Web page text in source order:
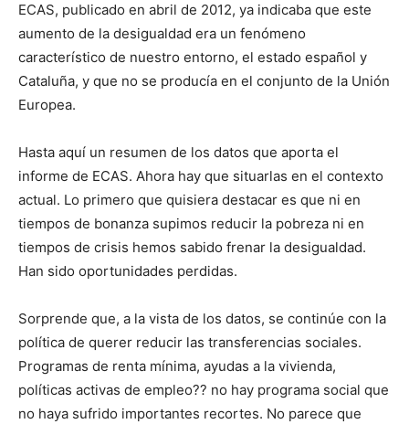
ECAS, publicado en abril de 2012, ya indicaba que este
aumento de la desigualdad era un fenómeno
característico de nuestro entorno, el estado español y
Cataluña, y que no se producía en el conjunto de la Unión
Europea.
Hasta aquí un resumen de los datos que aporta el
informe de ECAS. Ahora hay que situarlas en el contexto
actual. Lo primero que quisiera destacar es que ni en
tiempos de bonanza supimos reducir la pobreza ni en
tiempos de crisis hemos sabido frenar la desigualdad.
Han sido oportunidades perdidas.
Sorprende que, a la vista de los datos, se continúe con la
política de querer reducir las transferencias sociales.
Programas de renta mínima, ayudas a la vivienda,
políticas activas de empleo?? no hay programa social que
no haya sufrido importantes recortes. No parece que